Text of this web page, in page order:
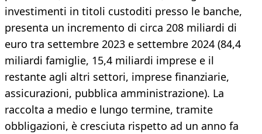
investimenti in titoli custoditi presso le banche,
presenta un incremento di circa 208 miliardi di
euro tra settembre 2023 e settembre 2024 (84,4
miliardi famiglie, 15,4 miliardi imprese e il
restante agli altri settori, imprese finanziarie,
assicurazioni, pubblica amministrazione). La
raccolta a medio e lungo termine, tramite
obbligazioni, è cresciuta rispetto ad un anno fa